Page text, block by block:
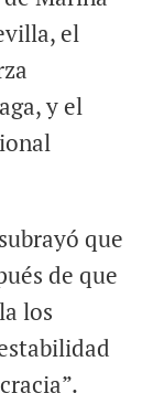
el
y el
que
de que
los